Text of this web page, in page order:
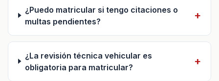
¿Puedo matricular si tengo citaciones o
multas pendientes?
¿La revisión técnica vehicular es
obligatoria para matricular?